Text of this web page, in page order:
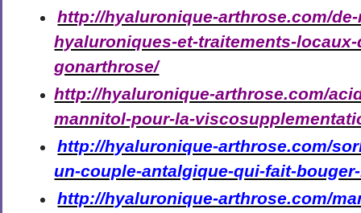
http://hyaluronique-arthrose.com/
hyaluroniques-et-traitements-locaux-
gonarthrose/
http://hyaluronique-arthrose.com/
mannitol-pour-la-
http://hyaluronique-arthrose.com/
un-couple-antalgique-qui-fait-
http://hyaluronique-arthrose.com/